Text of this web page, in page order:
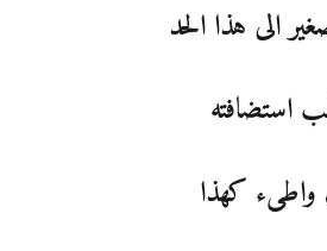
الى هذا الحد
استضافته
كهذا